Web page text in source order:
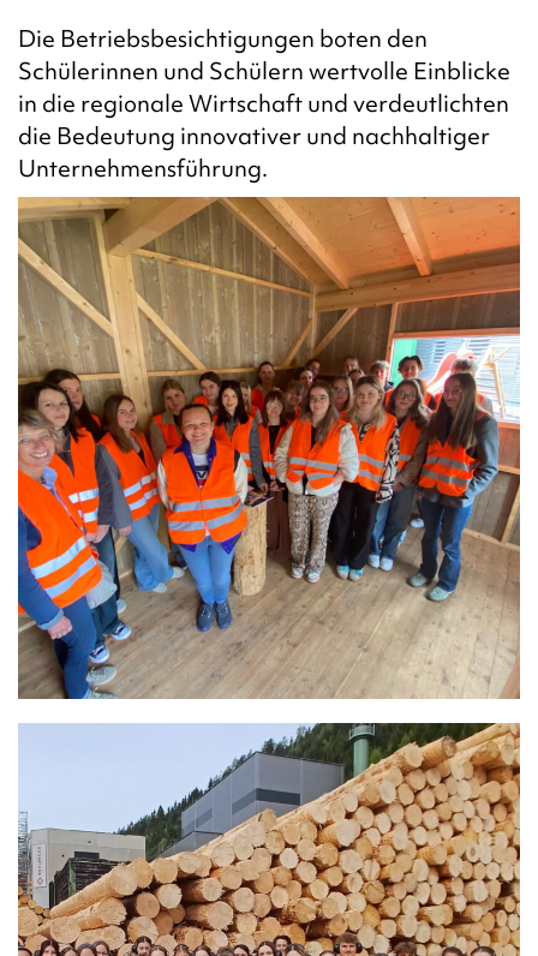
Die Betriebsbesichtigungen boten den
Schülerinnen und Schülern wertvolle Einblicke
in die regionale Wirtschaft und verdeutlichten
die Bedeutung innovativer und nachhaltiger
Unternehmensführung.